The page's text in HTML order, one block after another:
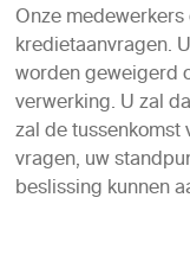
Onze
kredietaanvragen.
worden geweigerd
verwerking. U zal
zal de tussenkomst
vragen, uw
beslissing kunnen